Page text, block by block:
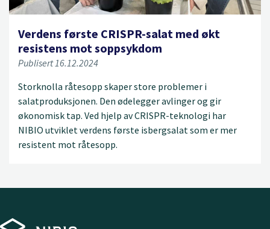
Verdens første CRISPR-salat med økt
resistens mot soppsykdom
Publisert 16.12.2024
Storknolla råtesopp skaper store problemer i
salatproduksjonen. Den ødelegger avlinger og gir
økonomisk tap. Ved hjelp av CRISPR-teknologi har
NIBIO utviklet verdens første isbergsalat som er mer
resistent mot råtesopp.